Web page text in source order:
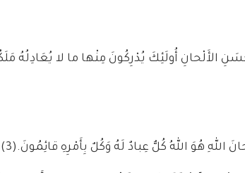
الأَلْحانِ أُولَئِكَ يُدْرِكُونَ مِنْها ما لا يُعَادِلُهُ
اللهِ هُوَ اللهُ كُلٌّ عِبادٌ لَهُ وَكُلٌ بِأَمْرِهِ قائِمُونَ.(3)